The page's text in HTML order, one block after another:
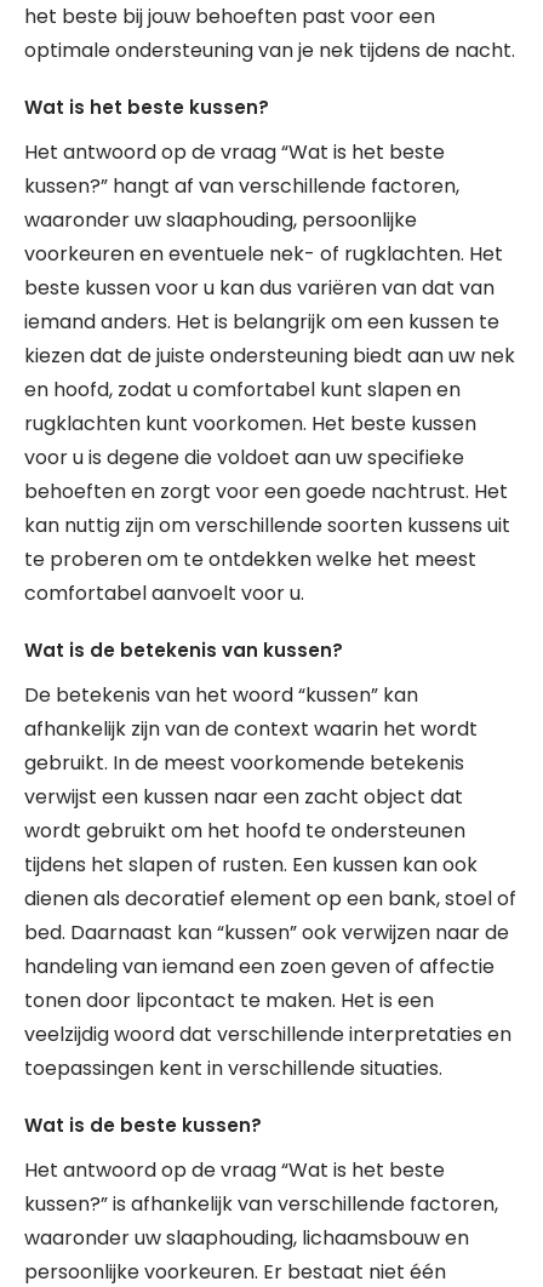
het beste bij jouw behoeften past voor een
optimale ondersteuning van je nek tijdens de nacht.
Wat is het beste kussen?
Het antwoord op de vraag “Wat is het beste
kussen?” hangt af van verschillende factoren,
waaronder uw slaaphouding, persoonlijke
voorkeuren en eventuele nek- of rugklachten. Het
beste kussen voor u kan dus variëren van dat van
iemand anders. Het is belangrijk om een kussen te
kiezen dat de juiste ondersteuning biedt aan uw nek
en hoofd, zodat u comfortabel kunt slapen en
rugklachten kunt voorkomen. Het beste kussen
voor u is degene die voldoet aan uw specifieke
behoeften en zorgt voor een goede nachtrust. Het
kan nuttig zijn om verschillende soorten kussens uit
te proberen om te ontdekken welke het meest
comfortabel aanvoelt voor u.
Wat is de betekenis van kussen?
De betekenis van het woord “kussen” kan
afhankelijk zijn van de context waarin het wordt
gebruikt. In de meest voorkomende betekenis
verwijst een kussen naar een zacht object dat
wordt gebruikt om het hoofd te ondersteunen
tijdens het slapen of rusten. Een kussen kan ook
dienen als decoratief element op een bank, stoel of
bed. Daarnaast kan “kussen” ook verwijzen naar de
handeling van iemand een zoen geven of affectie
tonen door lipcontact te maken. Het is een
veelzijdig woord dat verschillende interpretaties en
toepassingen kent in verschillende situaties.
Wat is de beste kussen?
Het antwoord op de vraag “Wat is het beste
kussen?” is afhankelijk van verschillende factoren,
waaronder uw slaaphouding, lichaamsbouw en
persoonlijke voorkeuren. Er bestaat niet één